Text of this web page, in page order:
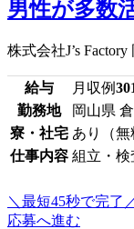
男性が多数
株式会社J’s
給与 月収例
勤務地
岡山県
寮・社宅 あり（無
仕事内容 組立・検
＼最短45秒で完了
応募へ進む